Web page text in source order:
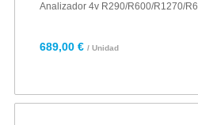
Analizador 4v R290/R600/R1270/
689,00 € / Unidad